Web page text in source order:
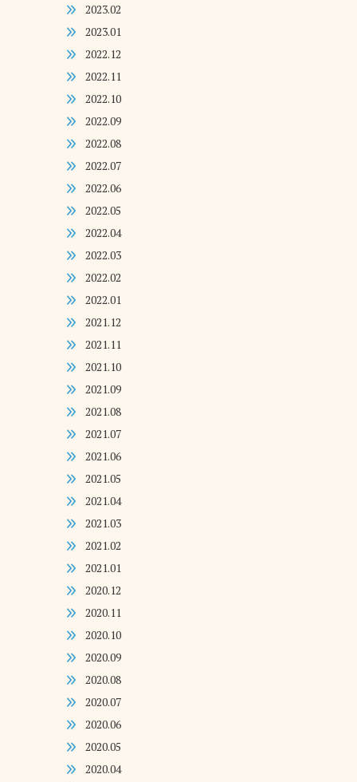
2023.02
2023.01
2022.12
2022.11
2022.10
2022.09
2022.08
2022.07
2022.06
2022.05
2022.04
2022.03
2022.02
2022.01
2021.12
2021.11
2021.10
2021.09
2021.08
2021.07
2021.06
2021.05
2021.04
2021.03
2021.02
2021.01
2020.12
2020.11
2020.10
2020.09
2020.08
2020.07
2020.06
2020.05
2020.04